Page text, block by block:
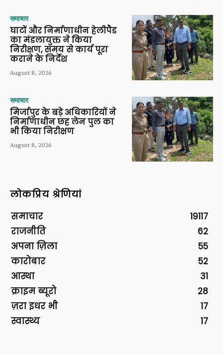
समाचार
घाटों और निर्माणाधीन हेलीपैड
का मंडलायुक्त ने किया
निरीक्षण, समय से कार्य पूरा
कराने के निर्देश
August 8, 2026
समाचार
मिर्जापुर के बड़े अधिकारियों ने
निर्माणाधीन छह लेन पुल का
भी किया निरीक्षण
August 8, 2026
लोकप्रिय श्रेणियां
समाचार
19117
राजनीति
62
अपना ज़िला
55
कारोबार
52
आस्था
31
क्राइम ब्यूरो
28
ज़रा इधर भी
17
स्वास्थ्य
17